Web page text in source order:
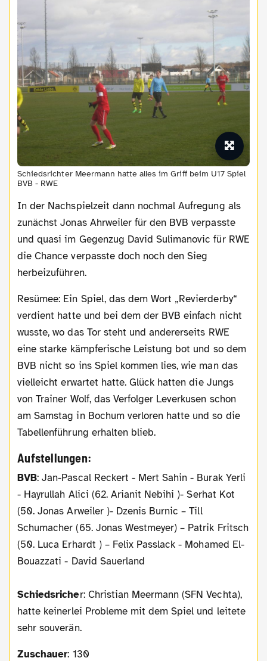
Schiedsrichter Meermann hatte alles im Griff beim U17 Spiel
BVB - RWE
In der Nachspielzeit dann nochmal Aufregung als
zunächst Jonas Ahrweiler für den BVB verpasste
und quasi im Gegenzug David Sulimanovic für RWE
die Chance verpasste doch noch den Sieg
herbeizuführen.
Resümee: Ein Spiel, das dem Wort „Revierderby“
verdient hatte und bei dem der BVB einfach nicht
wusste, wo das Tor steht und andererseits RWE
eine starke kämpferische Leistung bot und so dem
BVB nicht so ins Spiel kommen lies, wie man das
vielleicht erwartet hatte. Glück hatten die Jungs
von Trainer Wolf, das Verfolger Leverkusen schon
am Samstag in Bochum verloren hatte und so die
Tabellenführung erhalten blieb.
Aufstellungen:
BVB: Jan-Pascal Reckert - Mert Sahin - Burak Yerli
- Hayrullah Alici (62. Arianit Nebihi )- Serhat Kot
(50. Jonas Arweiler )- Dzenis Burnic – Till
Schumacher (65. Jonas Westmeyer) – Patrik Fritsch
(50. Luca Erhardt ) – Felix Passlack - Mohamed El-
Bouazzati - David Sauerland
Schiedsricher: Christian Meermann (SFN Vechta),
hatte keinerlei Probleme mit dem Spiel und leitete
sehr souverän.
Zuschauer: 130